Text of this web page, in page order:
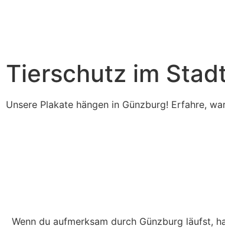
Tierschutz im
Unsere Plakate hängen in Günzburg! Erfahre,
Wenn du aufmerksam durch Günzburg läufst,